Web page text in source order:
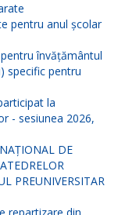
pentru anul școlar
învățământul
specific pentru
la
- sesiunea 2026,
DE
PREUNIVERSITAR